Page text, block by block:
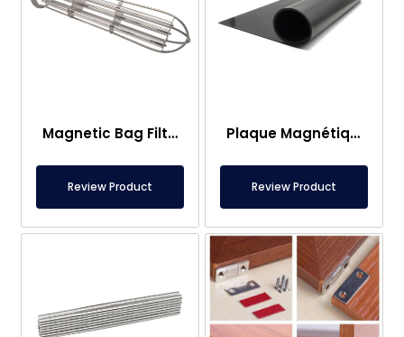
Magnetic Bag Filter Head
Review Product
Plaque Magnétique – Pour Sous Plancher – Conforme aux Normes Alimentaires
Review Product